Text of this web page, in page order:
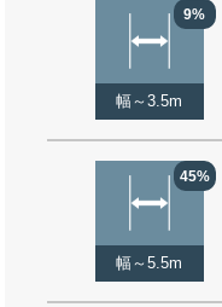
9%
幅～3.5m
45%
幅～5.5m